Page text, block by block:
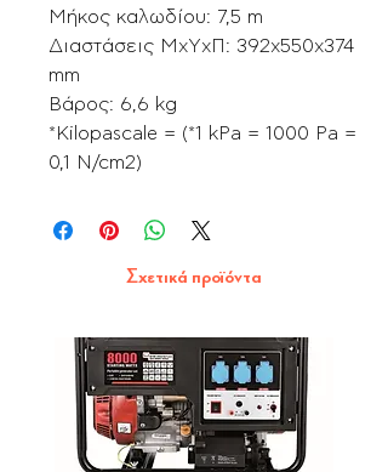
Μήκος καλωδίου: 7,5 m
Διαστάσεις ΜxΥxΠ: 392x550x374
mm
Βάρος: 6,6 kg
*Kilopascale = (*1 kPa = 1000 Pa =
0,1 N/cm2)
Σχετικά προϊόντα